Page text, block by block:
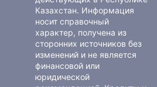
Казахстан. Информация
носит справочный
характер, получена из
сторонних источников без
изменений и не является
финансовой или
юридической